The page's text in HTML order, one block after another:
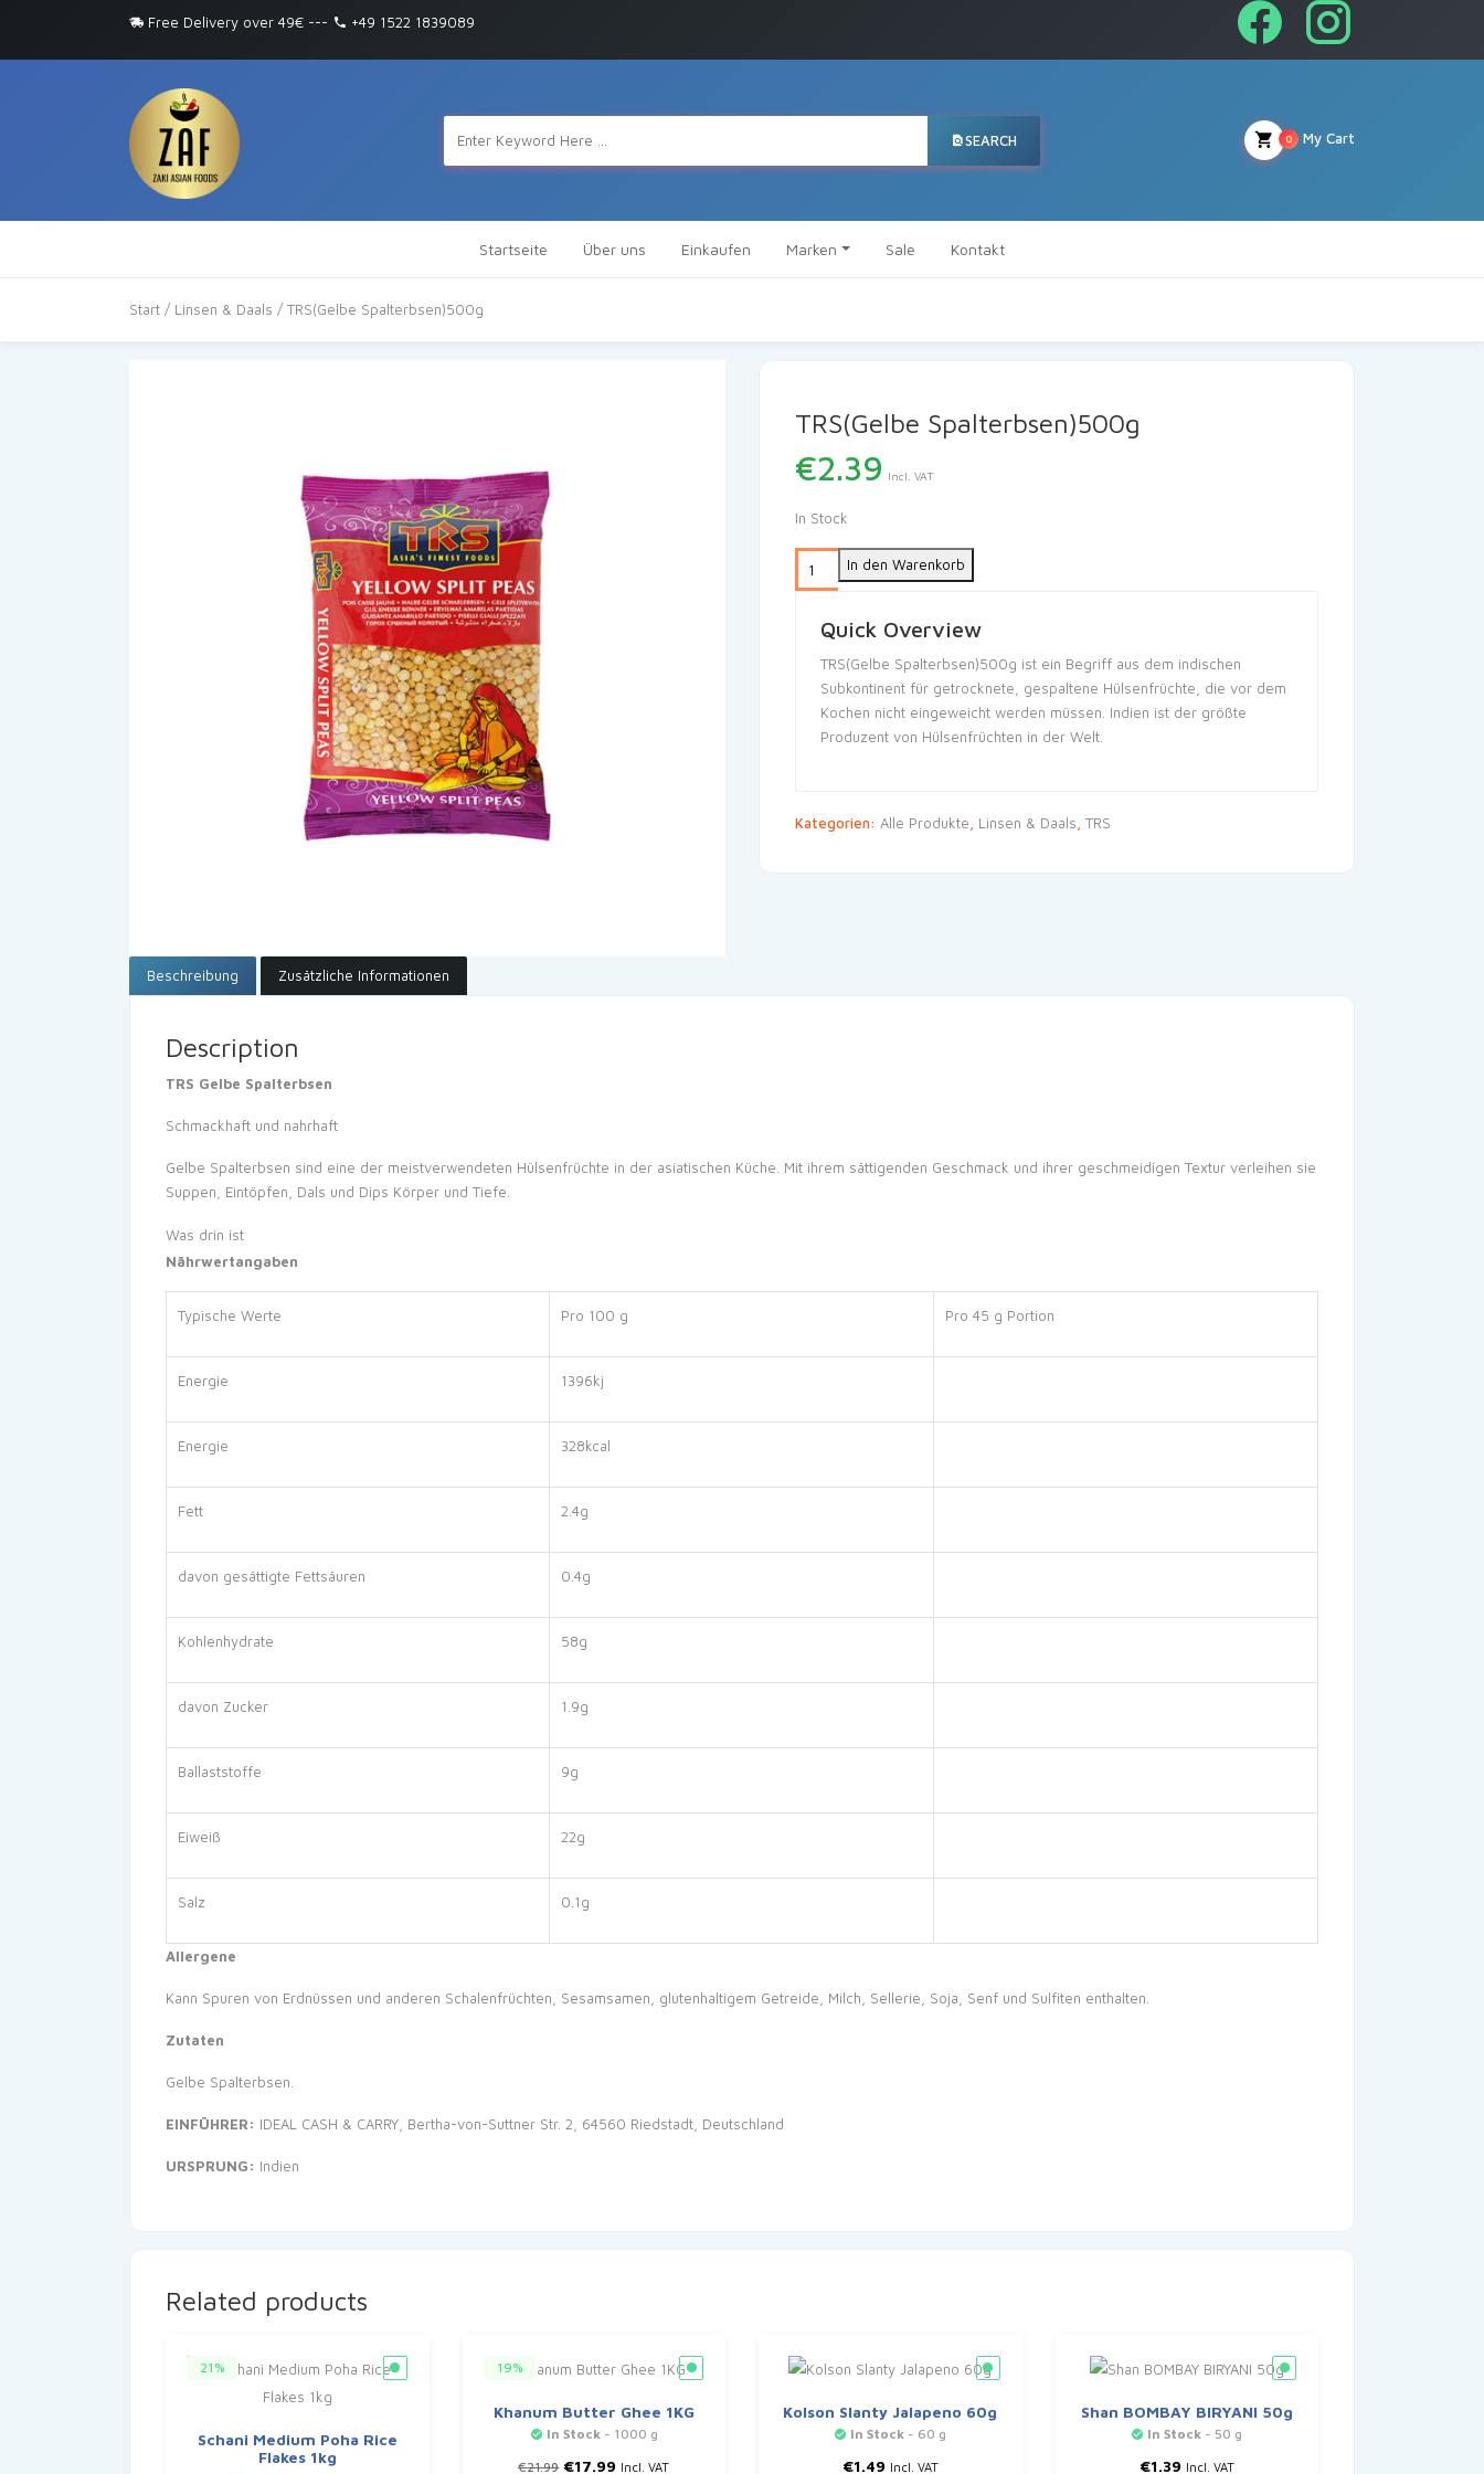
Free Delivery over 49€ --- +49 1522 1839089
SEARCH My Cart
0
Startseite Über uns Einkaufen Marken Sale Kontakt
Start / Linsen & Daals / TRS(Gelbe Spalterbsen)500g
TRS(Gelbe Spalterbsen)500g
€2.39 Incl. VAT
In Stock
In den Warenkorb
Quick Overview
TRS(Gelbe Spalterbsen)500g ist ein Begriff aus dem indischen
Subkontinent für getrocknete, gespaltene Hülsenfrüchte, die vor dem
Kochen nicht eingeweicht werden müssen. Indien ist der größte
Produzent von Hülsenfrüchten in der Welt.
Kategorien: Alle Produkte Linsen & Daals TRS
Beschreibung Zusätzliche Informationen
Description
TRS Gelbe Spalterbsen
Schmackhaft und nahrhaft
Gelbe Spalterbsen sind eine der meistverwendeten Hülsenfrüchte in der asiatischen Küche. Mit ihrem sättigenden Geschmack und ihrer geschmeidigen Textur verleihen sie
Suppen, Eintöpfen, Dals und Dips Körper und Tiefe.
Was drin ist
Nährwertangaben
Typische Werte Pro 100 g Pro 45 g Portion
Energie 1396kj
Energie 328kcal
Fett 2.4g
davon gesättigte Fettsäuren 0.4g
Kohlenhydrate 58g
davon Zucker 1.9g
Ballaststoffe 9g
Eiweiß 22g
Salz 0.1g
Allergene
Kann Spuren von Erdnüssen und anderen Schalenfrüchten, Sesamsamen, glutenhaltigem Getreide, Milch, Sellerie, Soja, Senf und Sulfiten enthalten.
Zutaten
Gelbe Spalterbsen.
EINFÜHRER: IDEAL CASH & CARRY, Bertha-von-Suttner Str. 2, 64560 Riedstadt, Deutschland
URSPRUNG: Indien
Related products
21%
Schani Medium Poha Rice
Flakes 1kg
19%
Khanum Butter Ghee 1KG
In Stock- 1000 g
€21.99 Ursprünglicher
€17.99 Aktueller
Incl. VAT
Kolson Slanty Jalapeno 60g
In Stock - 60 g
€1.49 Incl. VAT
Shan BOMBAY BIRYANI 50g
In Stock - 50 g
€1.39 Incl. VAT